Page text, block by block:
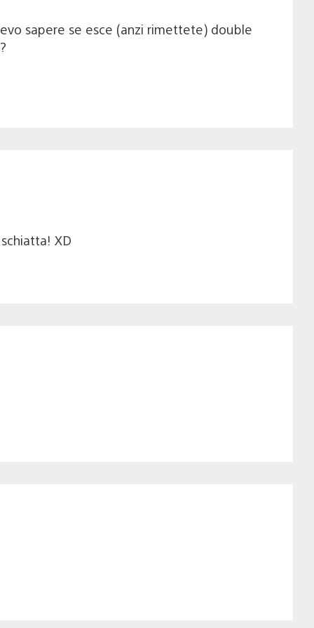
sapere se esce (anzi rimettete) double
XD